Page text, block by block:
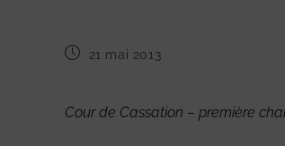
Publication
21 mai 2013
Cour de Cassation – première